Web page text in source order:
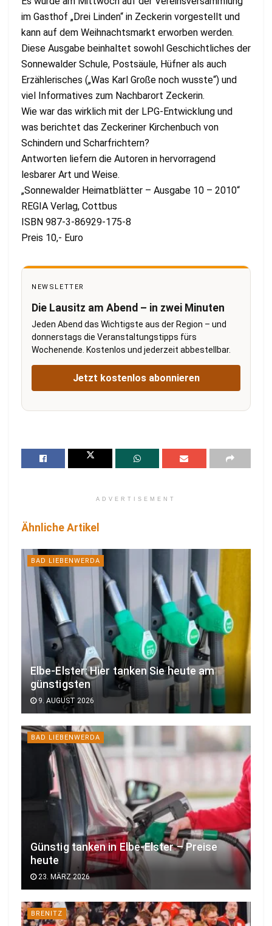
im Gasthof „Drei Linden“ in Zeckerin vorgestellt und
kann auf dem Weihnachtsmarkt erworben werden.
Diese Ausgabe beinhaltet sowohl Geschichtliches der
Sonnewalder Schule, Postsäule, Hüfner als auch
Erzählerisches („Was Karl Große noch wusste“) und
viel Informatives zum Nachbarort Zeckerin.
Wie war das wirklich mit der LPG-Entwicklung und
was berichtet das Zeckeriner Kirchenbuch von
Schindern und Scharfrichtern?
Antworten liefern die Autoren in hervorragend
lesbarer Art und Weise.
„Sonnewalder Heimatblätter – Ausgabe 10 – 2010“
REGIA Verlag, Cottbus
ISBN 987-3-86929-175-8
Preis 10,- Euro
NEWSLETTER
Die Lausitz am Abend – in zwei Minuten
Jeden Abend das Wichtigste aus der Region – und
donnerstags die Veranstaltungstipps fürs
Wochenende. Kostenlos und jederzeit abbestellbar.
Jetzt kostenlos abonnieren
ADVERTISEMENT
Ähnliche Artikel
BAD LIEBENWERDA
Elbe-Elster: Hier tanken Sie heute am
günstigsten
9. AUGUST 2026
BAD LIEBENWERDA
Günstig tanken in Elbe-Elster – Preise
heute
23. MÄRZ 2026
BRENITZ